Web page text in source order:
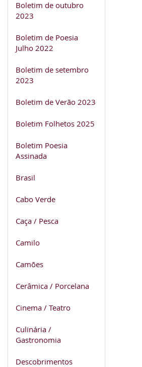
Boletim de outubro
2023
Boletim de Poesia
Julho 2022
Boletim de setembro
2023
Boletim de Verão 2023
Boletim Folhetos 2025
Boletim Poesia
Assinada
Brasil
Cabo Verde
Caça / Pesca
Camilo
Camões
Cerâmica / Porcelana
Cinema / Teatro
Culinária /
Gastronomia
Descobrimentos